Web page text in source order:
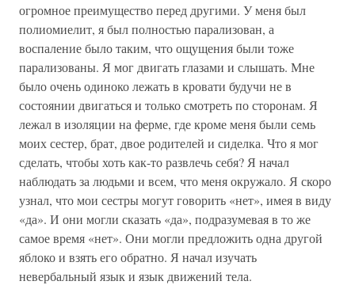
огромное преимущество перед другими. У меня был
полиомиелит, я был полностью парализован, а
воспаление было таким, что ощущения были тоже
парализованы. Я мог двигать глазами и слышать. Мне
было очень одиноко лежать в кровати будучи не в
состоянии двигаться и только смотреть по сторонам. Я
лежал в изоляции на ферме, где кроме меня были семь
моих сестер, брат, двое родителей и сиделка. Что я мог
сделать, чтобы хоть как-то развлечь себя? Я начал
наблюдать за людьми и всем, что меня окружало. Я скоро
узнал, что мои сестры могут говорить «нет», имея в виду
«да». И они могли сказать «да», подразумевая в то же
самое время «нет». Они могли предложить одна другой
яблоко и взять его обратно. Я начал изучать
невербальный язык и язык движений тела.